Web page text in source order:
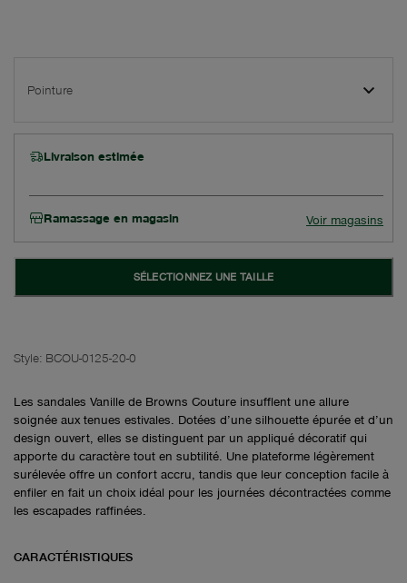
Pointure
Livraison estimée
Ramassage en magasin Voir magasins
SÉLECTIONNEZ UNE TAILLE
Style: BCOU-0125-20-0
Les sandales Vanille de Browns Couture insufflent une allure
soignée aux tenues estivales. Dotées d’une silhouette épurée et d’un
design ouvert, elles se distinguent par un appliqué décoratif qui
apporte du caractère tout en subtilité. Une plateforme légèrement
surélevée offre un confort accru, tandis que leur conception facile à
enfiler en fait un choix idéal pour les journées décontractées comme
les escapades raffinées.
CARACTÉRISTIQUES